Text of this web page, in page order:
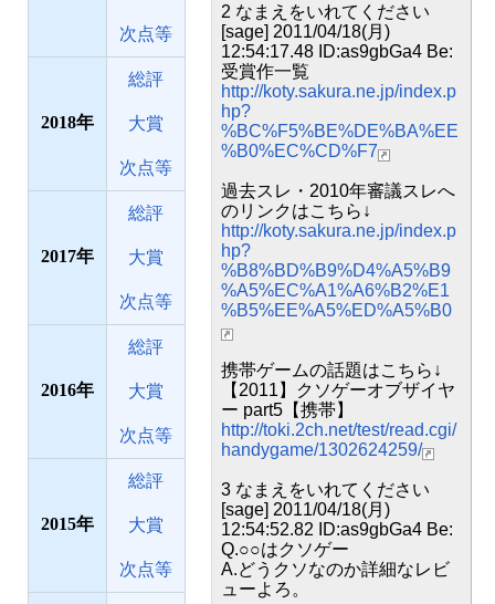
次点等
2018
総評
大賞
次点等
2017
総評
大賞
次点等
2016
総評
大賞
次点等
2015
総評
大賞
次点等
2 なまえをいれてください
[sage] 2011/04/18(月)
12:54:17.48 ID:as9gbGa4 Be:
受賞作一覧
http://koty.sakura.ne.jp/index.p
hp?
%BC%F5%BE%DE%BA%EE
%B0%EC%CD%F7
過去スレ・2010年審議スレへ
のリンクはこちら↓
http://koty.sakura.ne.jp/index.p
hp?
%B8%BD%B9%D4%A5%B9
%A5%EC%A1%A6%B2%E1
%B5%EE%A5%ED%A5%B0
携帯ゲームの話題はこちら↓
【2011】クソゲーオブザイヤ
ー part5【携帯】
http://toki.2ch.net/test/read.cgi/
handygame/1302624259/
3 なまえをいれてください
[sage] 2011/04/18(月)
12:54:52.82 ID:as9gbGa4 Be:
Q.○○はクソゲー
A.どうクソなのか詳細なレビ
ューよろ。